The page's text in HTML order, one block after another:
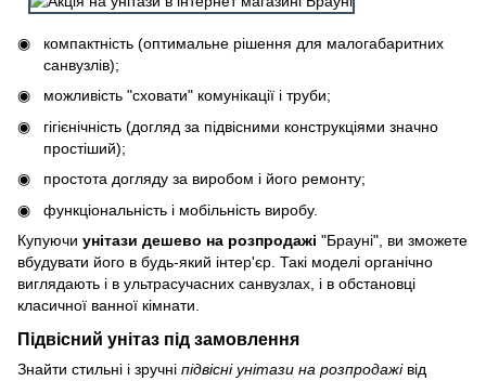
компактність (оптимальне рішення для малогабаритних
санвузлів);​​
можливість "сховати" комунікації і труби;
гігієнічність (догляд за підвісними конструкціями значно
простіший);
простота догляду за виробом і його ремонту;
функціональність і мобільність виробу.
Купуючи унітази дешево на розпродажі "Брауні", ви зможете
вбудувати його в будь-який інтер'єр. Такі моделі органічно
виглядають і в ультрасучасних санвузлах, і в обстановці
класичної ванної кімнати.
Підвісний унітаз під замовлення
Знайти стильні і зручні підвісні унітази на розпродажівід